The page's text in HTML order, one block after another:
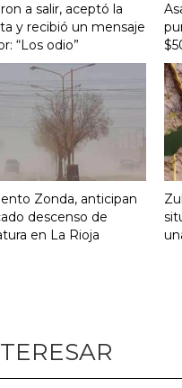
a salir, aceptó la
y recibió un mensaje
“Los odio”
Zonda, anticipan
descenso de
en La Rioja